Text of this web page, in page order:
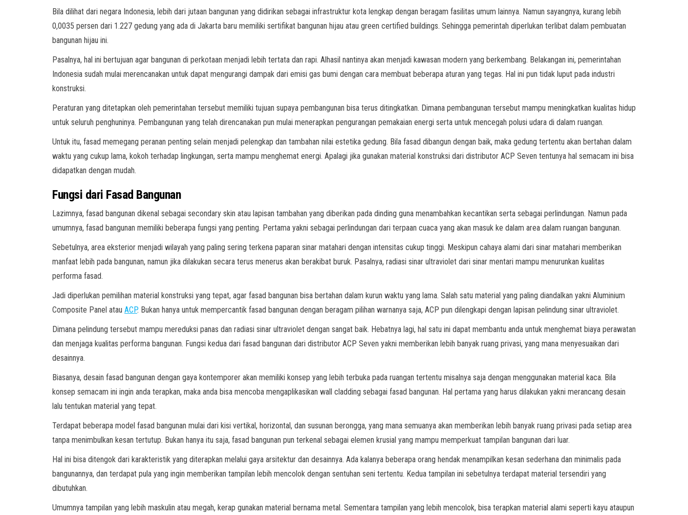
Bila dilihat dari negara Indonesia, lebih dari jutaan bangunan yang didirikan sebagai infrastruktur kota lengkap dengan beragam fasilitas umum lainnya. Namun sayangnya, kurang lebih
0,0035 persen dari 1.227 gedung yang ada di Jakarta baru memiliki sertifikat bangunan hijau atau green certified buildings. Sehingga pemerintah diperlukan terlibat dalam pembuatan
bangunan hijau ini.
Pasalnya, hal ini bertujuan agar bangunan di perkotaan menjadi lebih tertata dan rapi. Alhasil nantinya akan menjadi kawasan modern yang berkembang. Belakangan ini, pemerintahan
Indonesia sudah mulai merencanakan untuk dapat mengurangi dampak dari emisi gas bumi dengan cara membuat beberapa aturan yang tegas. Hal ini pun tidak luput pada industri
konstruksi.
Peraturan yang ditetapkan oleh pemerintahan tersebut memiliki tujuan supaya pembangunan bisa terus ditingkatkan. Dimana pembangunan tersebut mampu meningkatkan kualitas hidup
untuk seluruh penghuninya. Pembangunan yang telah direncanakan pun mulai menerapkan pengurangan pemakaian energi serta untuk mencegah polusi udara di dalam ruangan.
Untuk itu, fasad memegang peranan penting selain menjadi pelengkap dan tambahan nilai estetika gedung. Bila fasad dibangun dengan baik, maka gedung tertentu akan bertahan dalam
waktu yang cukup lama, kokoh terhadap lingkungan, serta mampu menghemat energi. Apalagi jika gunakan material konstruksi dari distributor ACP Seven tentunya hal semacam ini bisa
didapatkan dengan mudah.
Fungsi dari Fasad Bangunan
Lazimnya, fasad bangunan dikenal sebagai secondary skin atau lapisan tambahan yang diberikan pada dinding guna menambahkan kecantikan serta sebagai perlindungan. Namun pada
umumnya, fasad bangunan memiliki beberapa fungsi yang penting. Pertama yakni sebagai perlindungan dari terpaan cuaca yang akan masuk ke dalam area dalam ruangan bangunan.
Sebetulnya, area eksterior menjadi wilayah yang paling sering terkena paparan sinar matahari dengan intensitas cukup tinggi. Meskipun cahaya alami dari sinar matahari memberikan
manfaat lebih pada bangunan, namun jika dilakukan secara terus menerus akan berakibat buruk. Pasalnya, radiasi sinar ultraviolet dari sinar mentari mampu menurunkan kualitas
performa fasad.
Jadi diperlukan pemilihan material konstruksi yang tepat, agar fasad bangunan bisa bertahan dalam kurun waktu yang lama. Salah satu material yang paling diandalkan yakni Aluminium
Composite Panel atau ACP. Bukan hanya untuk mempercantik fasad bangunan dengan beragam pilihan warnanya saja, ACP pun dilengkapi dengan lapisan pelindung sinar ultraviolet.
Dimana pelindung tersebut mampu mereduksi panas dan radiasi sinar ultraviolet dengan sangat baik. Hebatnya lagi, hal satu ini dapat membantu anda untuk menghemat biaya perawatan
dan menjaga kualitas performa bangunan. Fungsi kedua dari fasad bangunan dari distributor ACP Seven yakni memberikan lebih banyak ruang privasi, yang mana menyesuaikan dari
desainnya.
Biasanya, desain fasad bangunan dengan gaya kontemporer akan memiliki konsep yang lebih terbuka pada ruangan tertentu misalnya saja dengan menggunakan material kaca. Bila
konsep semacam ini ingin anda terapkan, maka anda bisa mencoba mengaplikasikan wall cladding sebagai fasad bangunan. Hal pertama yang harus dilakukan yakni merancang desain
lalu tentukan material yang tepat.
Terdapat beberapa model fasad bangunan mulai dari kisi vertikal, horizontal, dan susunan berongga, yang mana semuanya akan memberikan lebih banyak ruang privasi pada setiap area
tanpa menimbulkan kesan tertutup. Bukan hanya itu saja, fasad bangunan pun terkenal sebagai elemen krusial yang mampu memperkuat tampilan bangunan dari luar.
Hal ini bisa ditengok dari karakteristik yang diterapkan melalui gaya arsitektur dan desainnya. Ada kalanya beberapa orang hendak menampilkan kesan sederhana dan minimalis pada
bangunannya, dan terdapat pula yang ingin memberikan tampilan lebih mencolok dengan sentuhan seni tertentu. Kedua tampilan ini sebetulnya terdapat material tersendiri yang
dibutuhkan.
Umumnya tampilan yang lebih maskulin atau megah, kerap gunakan material bernama metal. Sementara tampilan yang lebih mencolok, bisa terapkan material alami seperti kayu ataupun